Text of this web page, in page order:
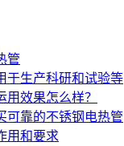
管
于生产科研和试验等
用效果怎么样？
可靠的不锈钢电热管
用和要求